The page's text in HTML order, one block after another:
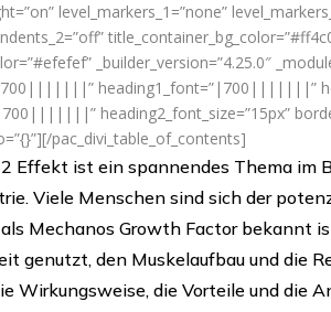
level_markers_1=”none”
_builder_version=”4.25.0″
heading1_font=”|700|||||||”
heading2_font_size=”15px”
pac_divi_table_of_contents]
Effekt ist ein spannendes Thema im
Viele Menschen sind sich der
Mechanos Growth Factor bekannt
genutzt, den Muskelaufbau und die
Wirkungsweise, die Vorteile und die